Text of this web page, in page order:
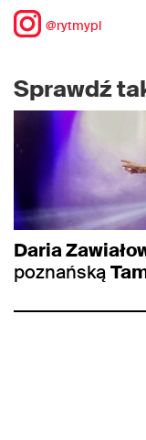
@rytmypl
Sprawdź
Daria
poznańską